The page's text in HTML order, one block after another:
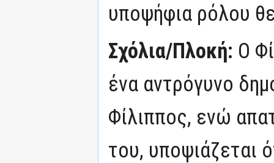
υποψήφια ρόλου
Σχόλια/Πλοκή: Ο
ένα αντρόγυνο
Φίλιππος, ενώ
του, υποψιάζεται